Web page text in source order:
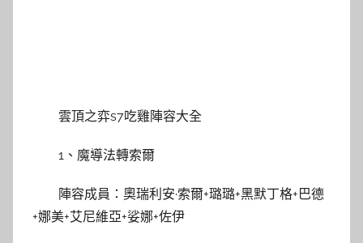
雲頂之弈s7吃雞陣容大全
1、魔導法轉索爾
陣容成員：奧瑞利安·索爾+璐璐+黑默丁格+巴德
+娜美+艾尼維亞+娑娜+佐伊